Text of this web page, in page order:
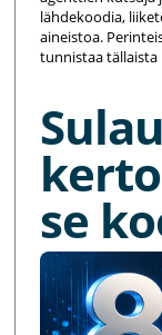
lähdekoodia,
aineistoa.
tunnistaa
se